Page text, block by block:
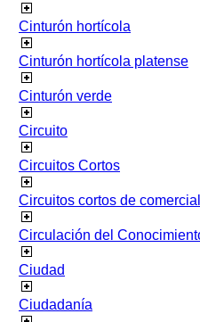
Cinturón hortícola
Cinturón hortícola platense
Cinturón verde
Circuito
Circuitos Cortos
Circuitos cortos de
Circulación del
Ciudad
Ciudadanía